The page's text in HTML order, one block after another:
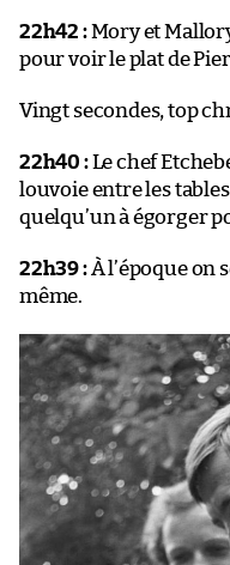
22h42 :Mory et
pour voir le plat de
Vingt secondes, top
22h40 :Le chef
louvoie entre les
quelqu’un à égorger
22h39 :À l’époque on
même.